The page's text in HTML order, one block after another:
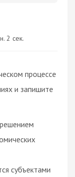
2 сек.
процессе
и запишите
субъектами